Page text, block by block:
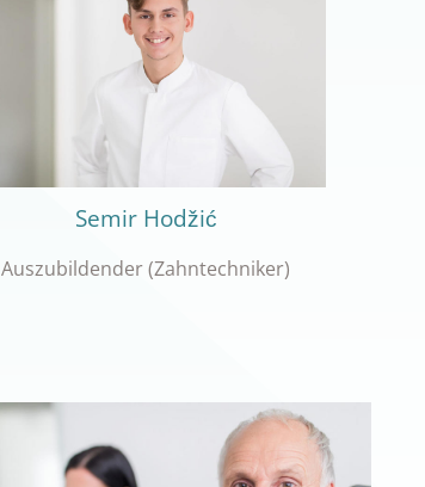
Semir Hodžić
Auszubildender (Zahntechniker)